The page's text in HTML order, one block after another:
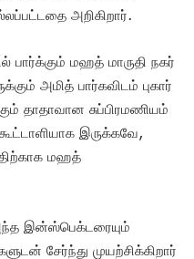
அறிகிறார்.
பார்க்கும் மஹத் மாருதி நகர்
அமித் பார்கவிடம் புகார்
தாதாவான சுப்பிரமணியம்
இருக்கவே,
மஹத்
இன்ஸ்பெக்டரையும்
சேர்ந்து முயற்சிக்கிறார்